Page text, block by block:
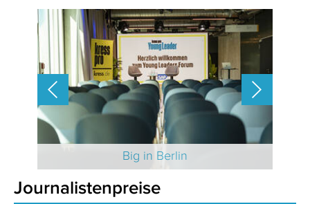
Big in Berlin
Journalistenpreise